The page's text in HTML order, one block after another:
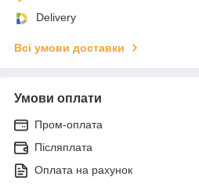
Delivery
Всі умови доставки
Умови оплати
Пром-оплата
Післяплата
Оплата на рахунок